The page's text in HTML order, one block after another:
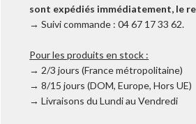
sont expédiés immédiatement, le
→ Suivi commande : 04 67 17 33 62.
Pour les produits en stock :
→ 2/3 jours (France métropolitaine)
→ 8/15 jours (DOM, Europe, Hors UE)
→ Livraisons du Lundi au Vendredi